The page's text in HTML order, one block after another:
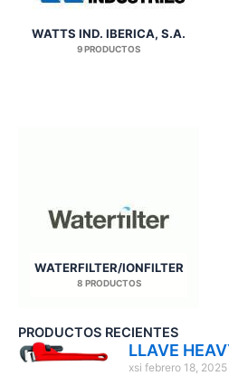
WATTS IND. IBERICA, S.A.
9 PRODUCTOS
WATERFILTER/IONFILTER
8 PRODUCTOS
PRODUCTOS RECIENTES
LLAVE
xsi febrero 18, 2025